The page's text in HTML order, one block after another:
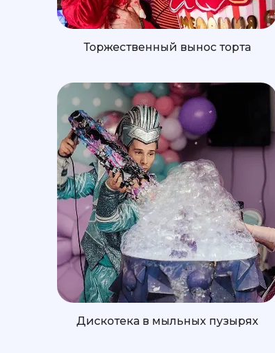
Торжественный вынос торта
Дискотека в мыльных пузырях